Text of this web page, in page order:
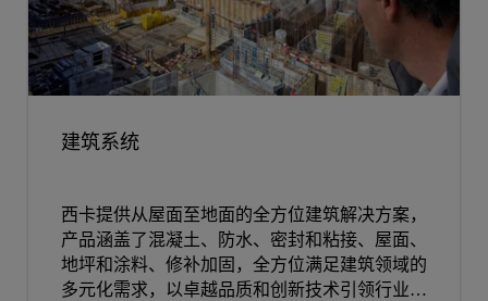
建筑系统
西卡提供从屋面至地面的全方位建筑解决方案，
产品涵盖了混凝土、防水、密封和粘接、屋面、
地坪和涂料、修补加固，全方位满足建筑领域的
多元化需求，以卓越品质和创新技术引领行业发